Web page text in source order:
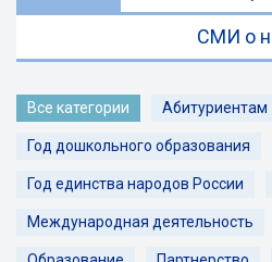
СМИ о
Все категории Абитуриентам
Год дошкольного образования
Год единства народов России
Международная деятельность